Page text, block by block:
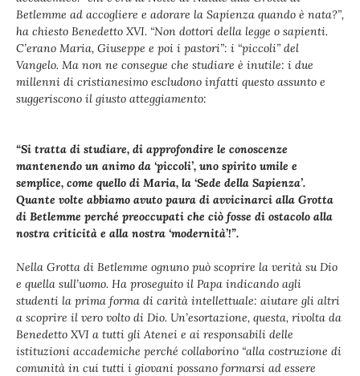
Betlemme ad accogliere e adorare la Sapienza quando è nata?”,
ha chiesto Benedetto XVI. “Non dottori della legge o sapienti.
C’erano Maria, Giuseppe e poi i pastori”: i “piccoli” del
Vangelo. Ma non ne consegue che studiare è inutile: i due
millenni di cristianesimo escludono infatti questo assunto e
suggeriscono il giusto atteggiamento:
“Si tratta di studiare, di approfondire le conoscenze
mantenendo un animo da ‘piccoli’, uno spirito umile e
semplice, come quello di Maria, la ‘Sede della Sapienza’.
Quante volte abbiamo avuto paura di avvicinarci alla Grotta
di Betlemme perché preoccupati che ciò fosse di ostacolo alla
nostra criticità e alla nostra ‘modernità’!”.
Nella Grotta di Betlemme ognuno può scoprire la verità su Dio
e quella sull’uomo. Ha proseguito il Papa indicando agli
studenti la prima forma di carità intellettuale: aiutare gli altri
a scoprire il vero volto di Dio. Un’esortazione, questa, rivolta da
Benedetto XVI a tutti gli Atenei e ai responsabili delle
istituzioni accademiche perché collaborino “alla costruzione di
comunità in cui tutti i giovani possano formarsi ad essere